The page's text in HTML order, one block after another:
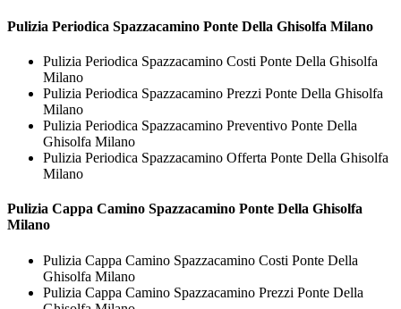
Pulizia Periodica Spazzacamino Ponte Della Ghisolfa Milano
Pulizia Periodica Spazzacamino Costi Ponte Della Ghisolfa
Milano
Pulizia Periodica Spazzacamino Prezzi Ponte Della Ghisolfa
Milano
Pulizia Periodica Spazzacamino Preventivo Ponte Della
Ghisolfa Milano
Pulizia Periodica Spazzacamino Offerta Ponte Della Ghisolfa
Milano
Pulizia Cappa Camino Spazzacamino Ponte Della Ghisolfa
Milano
Pulizia Cappa Camino Spazzacamino Costi Ponte Della
Ghisolfa Milano
Pulizia Cappa Camino Spazzacamino Prezzi Ponte Della